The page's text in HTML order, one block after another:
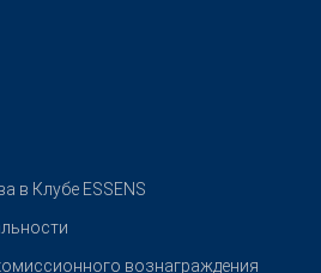
в Клубе ESSENS
вознаграждения